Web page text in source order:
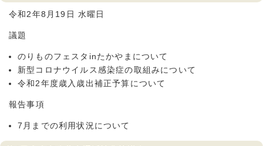
令和2年8月19日 水曜日
議題
のりものフェスタinたかやまについて
新型コロナウイルス感染症の取組みについて
令和2年度歳入歳出補正予算について
報告事項
7月までの利用状況について